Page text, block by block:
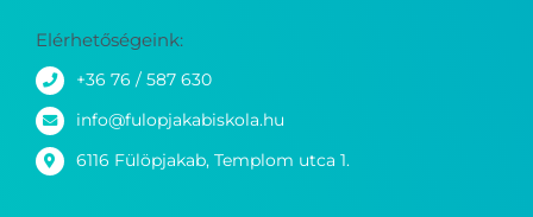
Elérhetőségeink:
+36 76 / 587 630
info@fulopjakabiskola.hu
6116 Fülöpjakab, Templom utca 1.